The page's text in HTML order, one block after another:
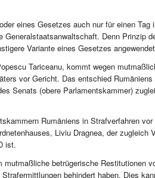
eines Gesetzes auch nur für einen Tag
Denn Prinzip
Variante eines Gesetzes
Tariceanu, kommt wegen
vor Gericht. Das entschied Rumäniens
Senats (obere Parlamentskammer)
Rumäniens in Strafverfahren
Liviu Dragnea, der zugleich
ist.
betrügerische Restitutionen
behindert haben. Dies